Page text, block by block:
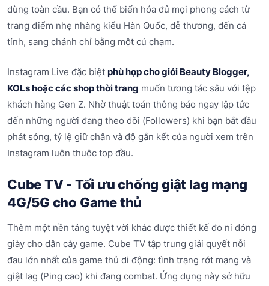
dùng toàn cầu. Bạn có thể biến hóa đủ mọi phong cách từ
trang điểm nhẹ nhàng kiểu Hàn Quốc, dễ thương, đến cá
tính, sang chảnh chỉ bằng một cú chạm.
Instagram Live đặc biệt phù hợp cho giới Beauty Blogger,
KOLs hoặc các shop thời trang muốn tương tác sâu với tệp
khách hàng Gen Z. Nhờ thuật toán thông báo ngay lập tức
đến những người đang theo dõi (Followers) khi bạn bắt đầu
phát sóng, tỷ lệ giữ chân và độ gắn kết của người xem trên
Instagram luôn thuộc top đầu.
Cube TV - Tối ưu chống giật lag mạng
4G/5G cho Game thủ
Thêm một nền tảng tuyệt vời khác được thiết kế đo ni đóng
giày cho dân cày game. Cube TV tập trung giải quyết nỗi
đau lớn nhất của game thủ di động: tình trạng rớt mạng và
giật lag (Ping cao) khi đang combat. Ứng dụng này sở hữu